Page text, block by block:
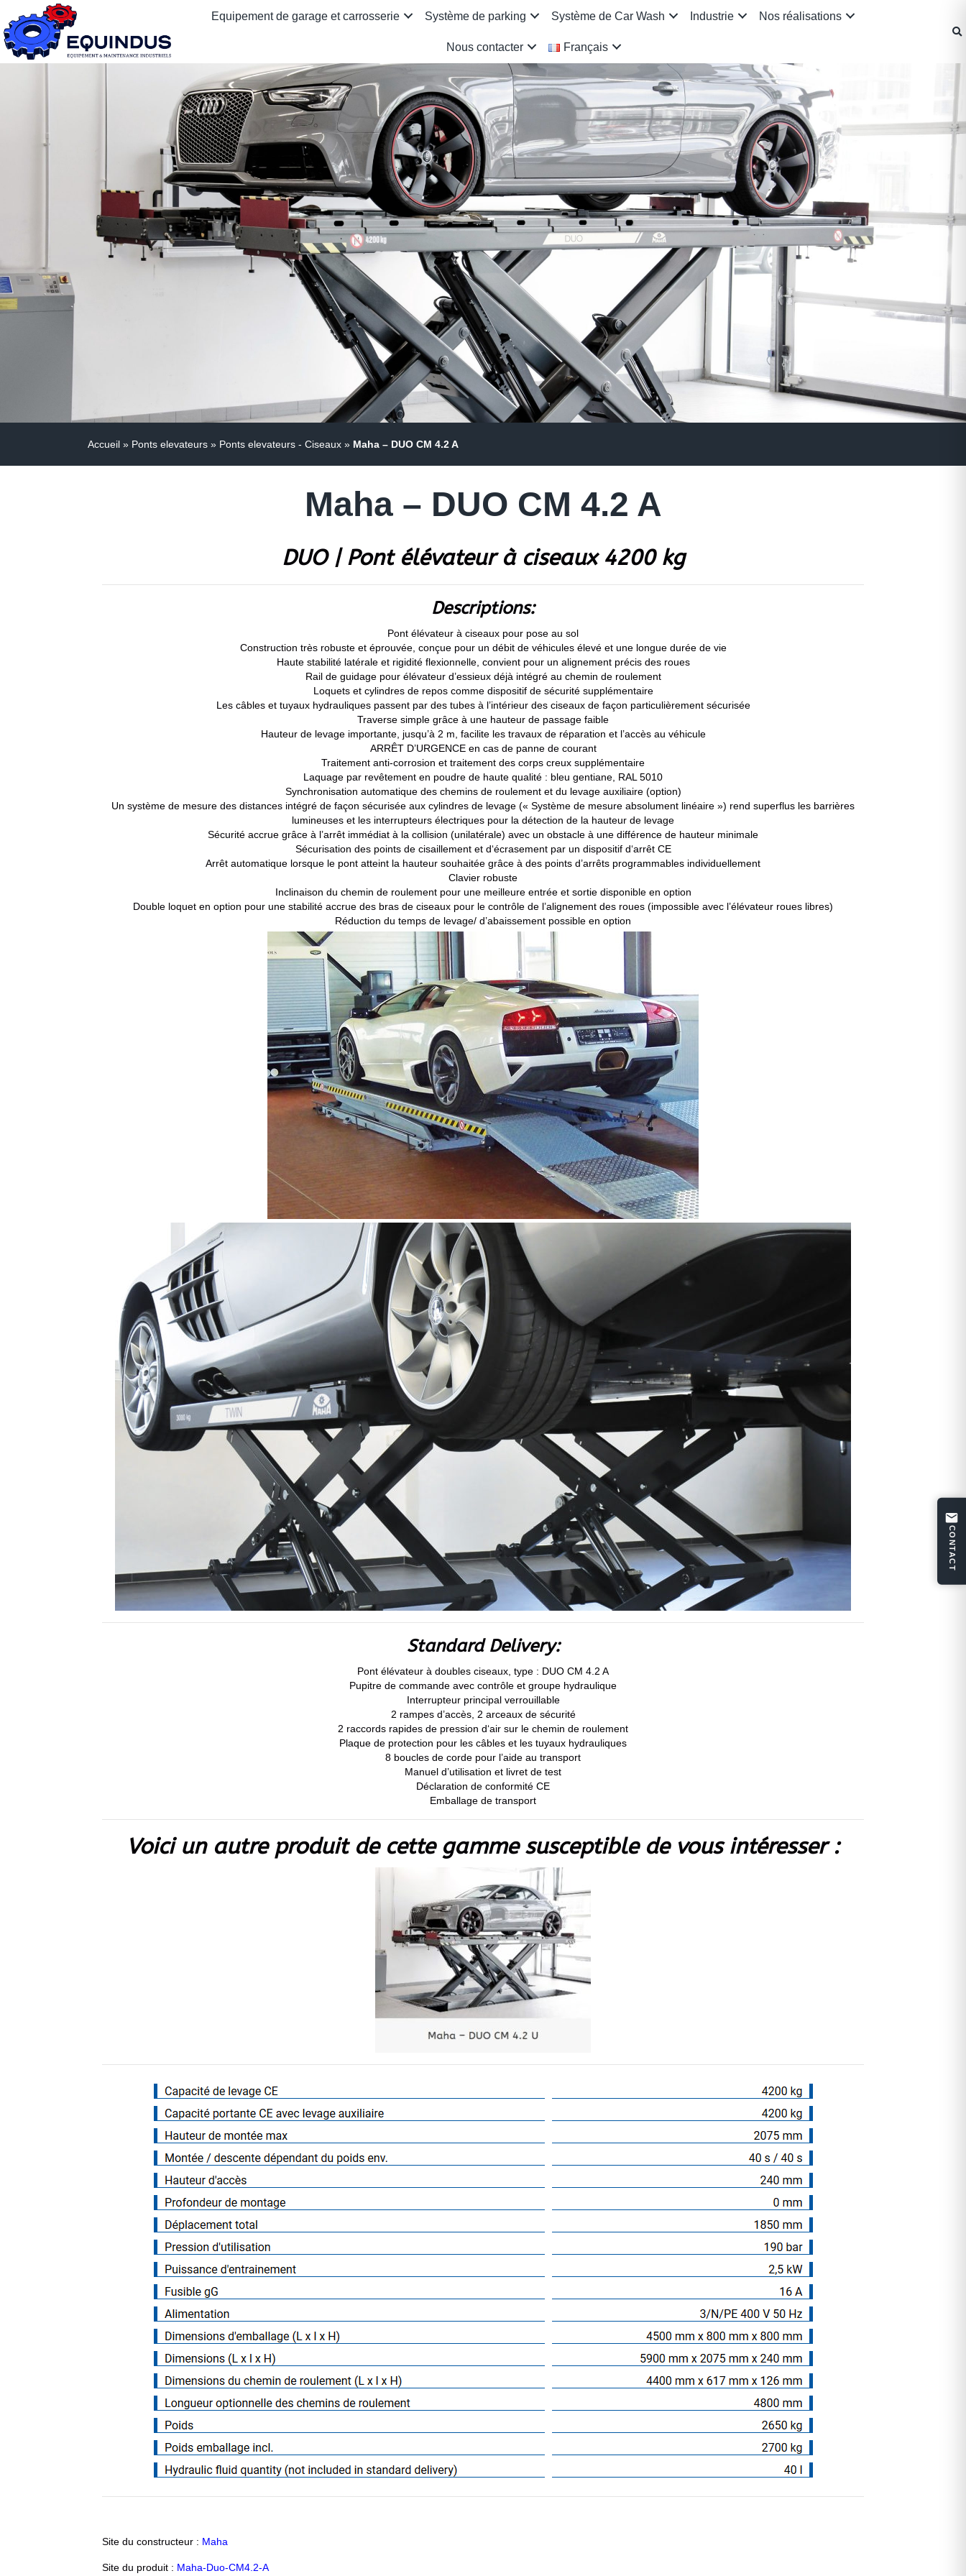
Equipement de garage et carrosserie Système de parking Système de Car Wash Industrie Nos réalisations
Nous contacter Français
Accueil » Ponts elevateurs » Ponts elevateurs - Ciseaux » Maha – DUO CM 4.2 A
Maha – DUO CM 4.2 A
DUO | Pont élévateur à ciseaux 4200 kg
Descriptions:
Pont élévateur à ciseaux pour pose au sol
Construction très robuste et éprouvée, conçue pour un débit de véhicules élevé et une longue durée de vie
Haute stabilité latérale et rigidité flexionnelle, convient pour un alignement précis des roues
Rail de guidage pour élévateur d’essieux déjà intégré au chemin de roulement
Loquets et cylindres de repos comme dispositif de sécurité supplémentaire
Les câbles et tuyaux hydrauliques passent par des tubes à l’intérieur des ciseaux de façon particulièrement sécurisée
Traverse simple grâce à une hauteur de passage faible
Hauteur de levage importante, jusqu’à 2 m, facilite les travaux de réparation et l’accès au véhicule
ARRÊT D’URGENCE en cas de panne de courant
Traitement anti-corrosion et traitement des corps creux supplémentaire
Laquage par revêtement en poudre de haute qualité : bleu gentiane, RAL 5010
Synchronisation automatique des chemins de roulement et du levage auxiliaire (option)
Un système de mesure des distances intégré de façon sécurisée aux cylindres de levage (« Système de mesure absolument linéaire ») rend superflus les barrières
lumineuses et les interrupteurs électriques pour la détection de la hauteur de levage
Sécurité accrue grâce à l’arrêt immédiat à la collision (unilatérale) avec un obstacle à une différence de hauteur minimale
Sécurisation des points de cisaillement et d‘écrasement par un dispositif d‘arrêt CE
Arrêt automatique lorsque le pont atteint la hauteur souhaitée grâce à des points d’arrêts programmables individuellement
Clavier robuste
Inclinaison du chemin de roulement pour une meilleure entrée et sortie disponible en option
Double loquet en option pour une stabilité accrue des bras de ciseaux pour le contrôle de l’alignement des roues (impossible avec l’élévateur roues libres)
Réduction du temps de levage/ d’abaissement possible en option
Standard Delivery:
Pont élévateur à doubles ciseaux, type : DUO CM 4.2 A
Pupitre de commande avec contrôle et groupe hydraulique
Interrupteur principal verrouillable
2 rampes d’accès, 2 arceaux de sécurité
2 raccords rapides de pression d‘air sur le chemin de roulement
Plaque de protection pour les câbles et les tuyaux hydrauliques
8 boucles de corde pour l’aide au transport
Manuel d’utilisation et livret de test
Déclaration de conformité CE
Emballage de transport
Voici un autre produit de cette gamme susceptible de vous intéresser :
Site du constructeur : Maha
Site du produit : Maha-Duo-CM4.2-A
CONTACT